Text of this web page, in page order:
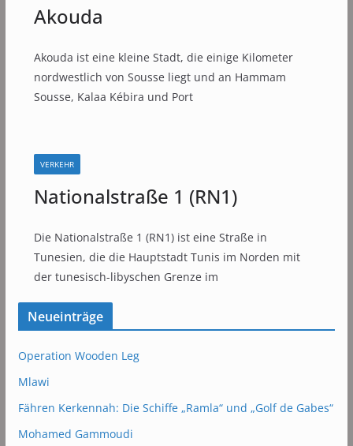
Akouda
Akouda ist eine kleine Stadt, die einige Kilometer
nordwestlich von Sousse liegt und an Hammam
Sousse, Kalaa Kébira und Port
VERKEHR
Nationalstraße 1 (RN1)
Die Nationalstraße 1 (RN1) ist eine Straße in
Tunesien, die die Hauptstadt Tunis im Norden mit
der tunesisch-libyschen Grenze im
Neueinträge
Operation Wooden Leg
Mlawi
Fähren Kerkennah: Die Schiffe „Ramla“ und „Golf de Gabes“
Mohamed Gammoudi